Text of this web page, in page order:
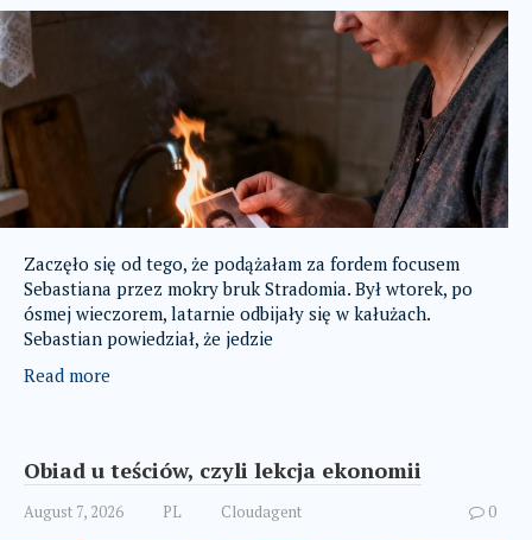
Zaczęło się od tego, że podążałam za fordem focusem
Sebastiana przez mokry bruk Stradomia. Był wtorek, po
ósmej wieczorem, latarnie odbijały się w kałużach.
Sebastian powiedział, że jedzie
Read more
Obiad u teściów, czyli lekcja ekonomii
August 7, 2026 PL Cloudagent 0